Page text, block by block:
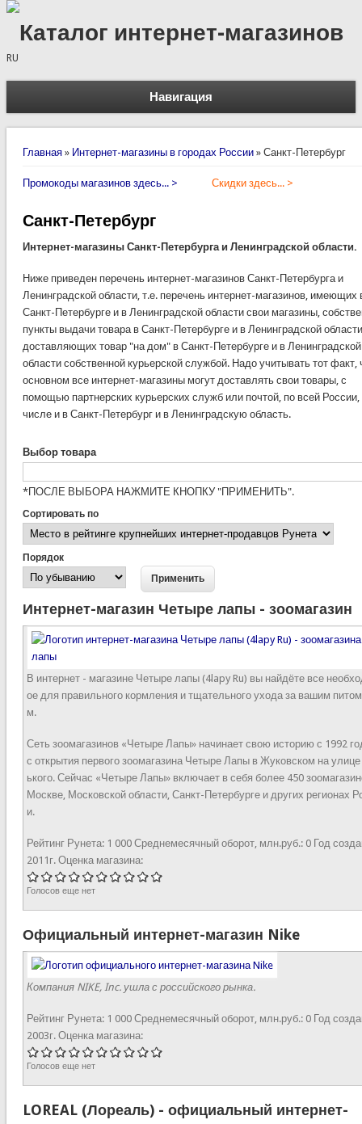
Каталог интернет-магазинов
RU
Навигация
Вы здесь
Главная » Интернет-магазины в городах России » Санкт-Петербург
Промокоды магазинов здесь... > Скидки здесь... >
Санкт-Петербург
Интернет-магазины Санкт-Петербурга и Ленинградской области.
Ниже приведен перечень интернет-магазинов Санкт-Петербурга и
Ленинградской области, т.е. перечень интернет-магазинов, имеющих
Санкт-Петербурге и в Ленинградской области свои магазины,
пункты выдачи товара в Санкт-Петербурге и в Ленинградской
доставляющих товар "на дом" в Санкт-Петербурге и в Ленинградской
области собственной курьерской службой. Надо учитывать тот факт,
основном все интернет-магазины могут доставлять свои товары, с
помощью партнерских курьерских служб или почтой, по всей России,
числе и в Санкт-Петербург и в Ленинградскую область.
Выбор товара
*ПОСЛЕ ВЫБОРА НАЖМИТЕ КНОПКУ "ПРИМЕНИТЬ".
Сортировать по
Порядок
Интернет-магазин Четыре лапы - зоомагазин
В интернет - магазине Четыре лапы (4lapy Ru) вы найдёте все
ое для правильного кормления и тщательного ухода за вашим
м.
Сеть зоомагазинов «Четыре Лапы» начинает свою историю с 1992
с открытия первого зоомагазина Четыре Лапы в Жуковском на улице
ького. Сейчас «Четыре Лапы» включает в себя более 450
Москве, Московской области, Санкт-Петербурге и других регионах
и.
Рейтинг Рунета: 1 000 Среднемесячный оборот, млн.руб.: 0 Год
2011г. Оценка магазина:
Голосов еще нет
Официальный интернет-магазин Nike
Компания NIKE, Inc. ушла с российского рынка.
Рейтинг Рунета: 1 000 Среднемесячный оборот, млн.руб.: 0 Год
2003г. Оценка магазина:
Голосов еще нет
LOREAL (Лореаль) - официальный интернет-